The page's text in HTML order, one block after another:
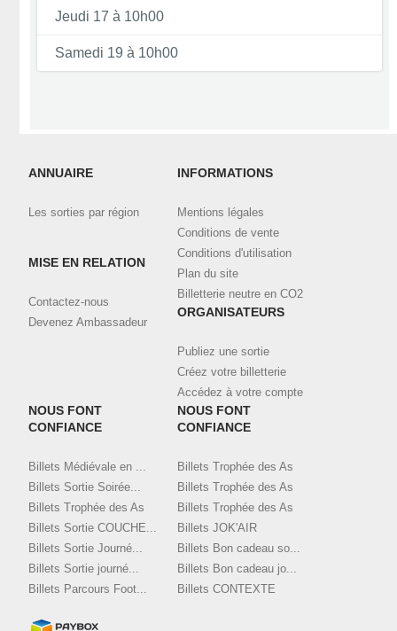
Jeudi 17 à 10h00
Samedi 19 à 10h00
ANNUAIRE
Les sorties par région
MISE EN RELATION
Contactez-nous
Devenez Ambassadeur
INFORMATIONS
Mentions légales
Conditions de vente
Conditions d'utilisation
Plan du site
Billetterie neutre en CO2
ORGANISATEURS
Publiez une sortie
Créez votre billetterie
Accédez à votre compte
NOUS FONT
CONFIANCE
Billets Médiévale en ...
Billets Sortie Soirée...
Billets Trophée des As
Billets Sortie COUCHE...
Billets Sortie Journé...
Billets Sortie journé...
Billets Parcours Foot...
NOUS FONT
CONFIANCE
Billets Trophée des As
Billets Trophée des As
Billets Trophée des As
Billets JOK'AIR
Billets Bon cadeau so...
Billets Bon cadeau jo...
Billets CONTEXTE